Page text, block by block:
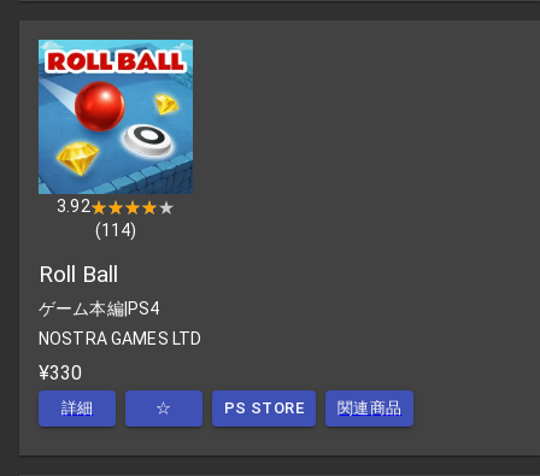
3.92★★★★★
★★★★★
(114)
Roll Ball
ゲーム本編| PS4
NOSTRA GAMES LTD
¥330
詳細 ☆ PS STORE 関連商品